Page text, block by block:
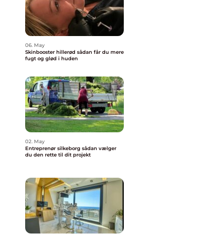
06. May
Skinbooster hillerød sådan får du mere
fugt og glød i huden
02. May
Entreprenør silkeborg sådan vælger
du den rette til dit projekt